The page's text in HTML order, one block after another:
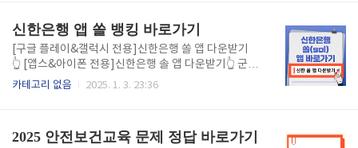
025 푸름인재개발원 알면 쓸모있는 의료행정 잡학사전
시험, 정답, 해설을 바로 파일을 통해 확인해보세요!
.......
신한은행 앱 쏠 뱅킹 바로가기
[구글 플레이&갤럭시 전용]신한은행 쏠 앱 다운받기
👆 [앱스&아이폰 전용]신한은행 솔 앱 다운받기👆 군적
금 납입한도 변경 방법👆 2024년 장병내일준비적금이
고 빠르게 변경하세요! 한도 변경, 기존 급여 공제 이용
카테고리 없음 2025. 1. 3. 23:36
2025 안전보건교육 문제 정답 바로가기